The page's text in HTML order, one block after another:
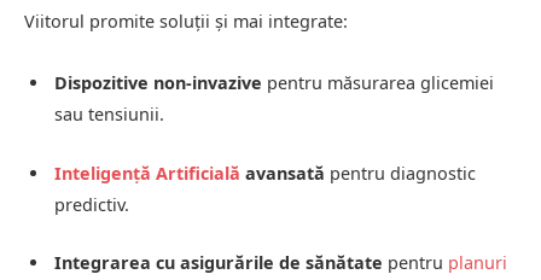
Viitorul promite soluții și mai integrate:
Dispozitive non-invazive pentru măsurarea glicemiei
sau tensiunii.
Inteligență Artificială avansată pentru diagnostic
predictiv.
Integrarea cu asigurările de sănătate pentru planuri